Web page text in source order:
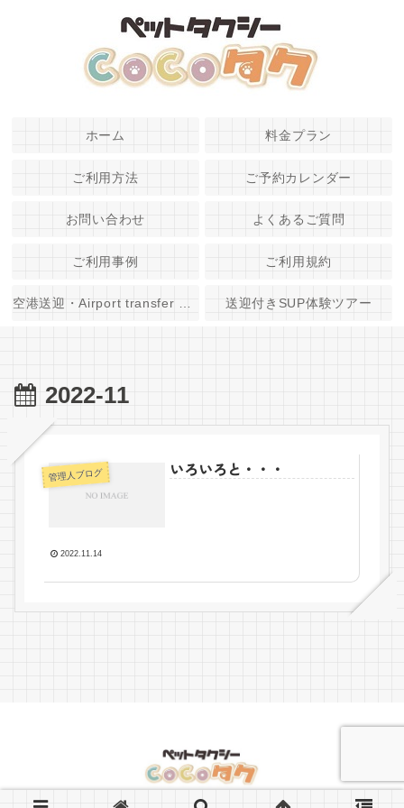
ホーム 料金プラン
ご利用方法 ご予約カレンダー
お問い合わせ よくあるご質問
ご利用事例 ご利用規約
送迎付きSUP体験ツアー
2022-11
管理人ブログ いろいろと・・・
2022.11.14